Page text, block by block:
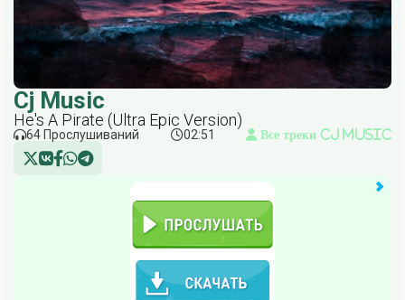
Cj Music
He's A Pirate (Ultra Epic Version)
64 Прослушиваний 02:51 Все треки Cj Music